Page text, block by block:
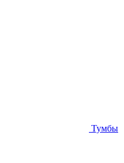
Тумбы